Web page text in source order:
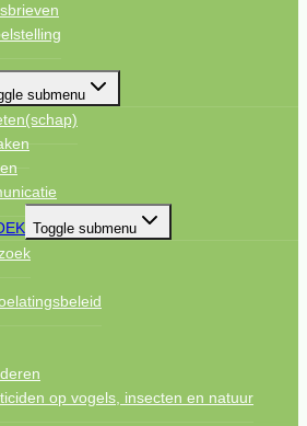
submenu
Toggle submenu
op vogels, insecten en natuur